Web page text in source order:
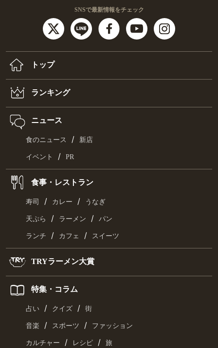
SNSで最新情報をチェック
トップ
ランキング
ニュース
食のニュース / 新店
イベント / PR
食事・レストラン
寿司 / カレー / うなぎ
天ぷら / ラーメン / パン
ランチ / カフェ / スイーツ
TRYラーメン大賞
特集・コラム
占い / クイズ / 街
音楽 / スポーツ / ファッション
カルチャー / レシピ / 旅